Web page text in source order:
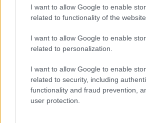
I want to allow Google to enable
related to functionality of the
I want to allow Google to enable
related to personalization.
I want to allow Google to enable
related to security, including
functionality and fraud prevention,
user protection.